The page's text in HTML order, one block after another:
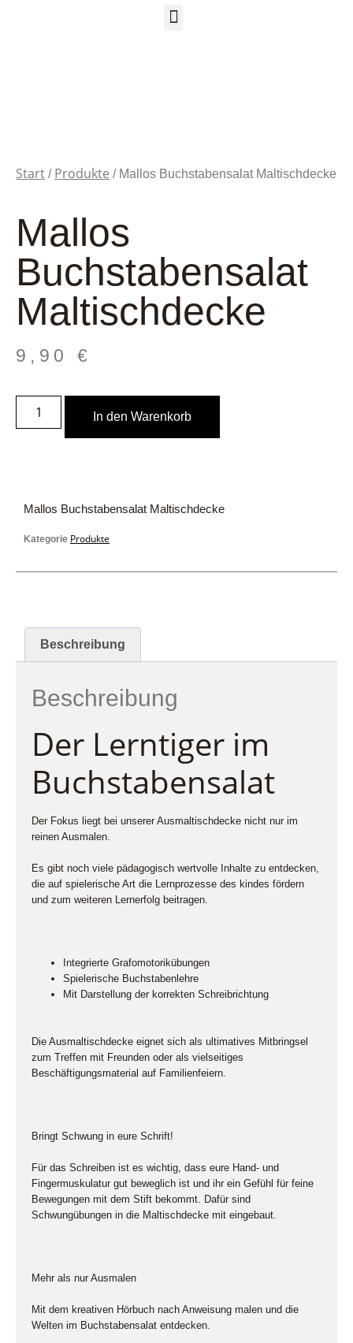
Start / Produkte / Mallos Buchstabensalat Maltischdecke
Mallos
Buchstabensalat
Maltischdecke
9,90 €
In den Warenkorb
Mallos Buchstabensalat Maltischdecke
Kategorie Produkte
Beschreibung
Beschreibung
Der Lerntiger im
Buchstabensalat
Der Fokus liegt bei unserer Ausmaltischdecke nicht nur im
reinen Ausmalen.
Es gibt noch viele pädagogisch wertvolle Inhalte zu entdecken,
die auf spielerische Art die Lernprozesse des kindes fördern
und zum weiteren Lernerfolg beitragen.
Integrierte Grafomotorikübungen
Spielerische Buchstabenlehre
Mit Darstellung der korrekten Schreibrichtung
Die Ausmaltischdecke eignet sich als ultimatives Mitbringsel
zum Treffen mit Freunden oder als vielseitiges
Beschäftigungsmaterial auf Familienfeiern.
Bringt Schwung in eure Schrift!
Für das Schreiben ist es wichtig, dass eure Hand- und
Fingermuskulatur gut beweglich ist und ihr ein Gefühl für feine
Bewegungen mit dem Stift bekommt. Dafür sind
Schwungübungen in die Maltischdecke mit eingebaut.
Mehr als nur Ausmalen
Mit dem kreativen Hörbuch nach Anweisung malen und die
Welten im Buchstabensalat entdecken.